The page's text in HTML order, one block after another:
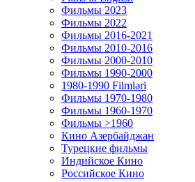
Фильмы 2023
Фильмы 2022
Фильмы 2016-2021
Фильмы 2010-2016
Фильмы 2000-2010
Фильмы 1990-2000
1980-1990 Filmləri
Фильмы 1970-1980
Фильмы 1960-1970
Фильмы >1960
Кино Азербайджан
Турецкие фильмы
Индийское Кино
Российское Кино